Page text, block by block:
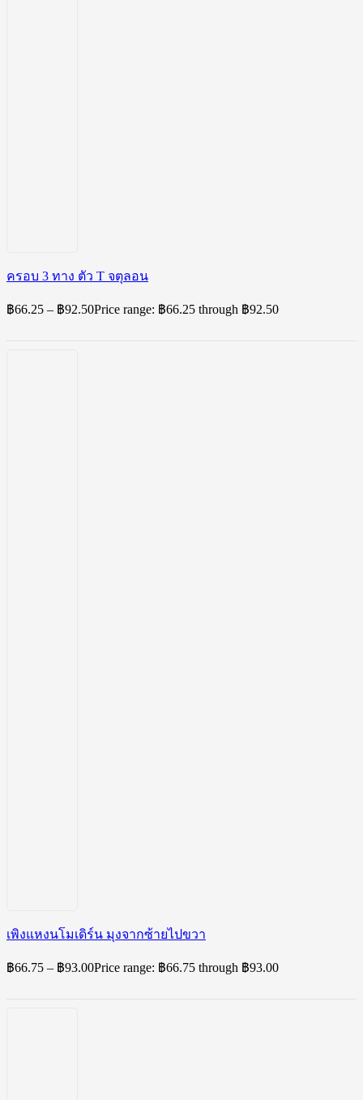
ครอบ 3 ทาง ตัว T จตุลอน
฿66.25 – ฿92.50Price range: ฿66.25 through ฿92.50
เพิงแหงนโมเดิร์น มุงจากซ้ายไปขวา
฿66.75 – ฿93.00Price range: ฿66.75 through ฿93.00